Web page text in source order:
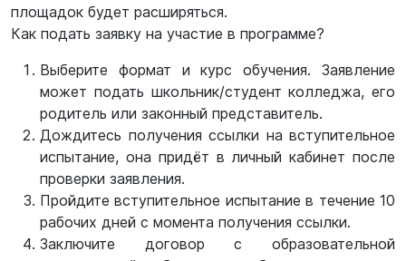
площадок будет расширяться.
Как подать заявку на участие в программе?
Выберите формат и курс обучения. Заявление
может подать школьник/студент колледжа, его
родитель или законный представитель.
Дождитесь получения ссылки на вступительное
испытание, она придёт в личный кабинет после
проверки заявления.
Пройдите вступительное испытание в течение 10
рабочих дней с момента получения ссылки.
Заключите договор с образовательной